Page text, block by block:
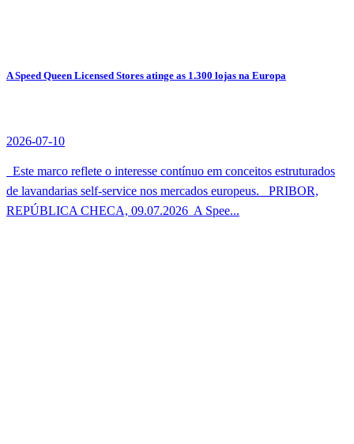
A Speed Queen Licensed Stores atinge as 1.300 lojas na Europa
2026-07-10
Este marco reflete o interesse contínuo em conceitos estruturados
de lavandarias self-service nos mercados europeus. PRIBOR,
REPÚBLICA CHECA, 09.07.2026  A Spee...